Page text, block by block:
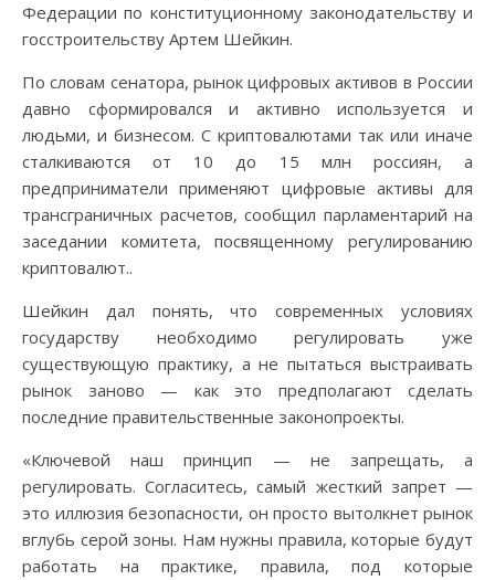
Федерации по конституционному законодательству и
госстроительству Артем Шейкин.
По словам сенатора, рынок цифровых активов в России
давно сформировался и активно используется и
людьми, и бизнесом. С криптовалютами так или иначе
сталкиваются от 10 до 15 млн россиян, а
предприниматели применяют цифровые активы для
трансграничных расчетов, сообщил парламентарий на
заседании комитета, посвященному регулированию
криптовалют..
Шейкин дал понять, что современных условиях
государству необходимо регулировать уже
существующую практику, а не пытаться выстраивать
рынок заново — как это предполагают сделать
последние правительственные законопроекты.
«Ключевой наш принцип — не запрещать, а
регулировать. Согласитесь, самый жесткий запрет —
это иллюзия безопасности, он просто вытолкнет рынок
вглубь серой зоны. Нам нужны правила, которые будут
работать на практике, правила, под которые